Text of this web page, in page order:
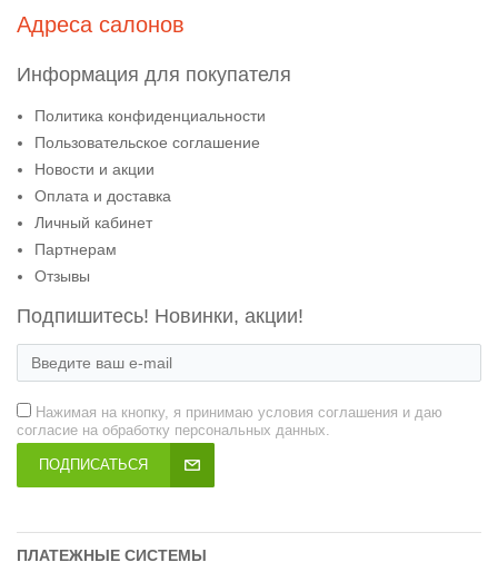
Адреса салонов
Информация для покупателя
Политика конфиденциальности
Пользовательское соглашение
Новости и акции
Оплата и доставка
Личный кабинет
Партнерам
Отзывы
Подпишитесь! Новинки, акции!
Нажимая на кнопку, я принимаю условия соглашения и даю
согласие на обработку персональных данных.
ПОДПИСАТЬСЯ
ПЛАТЕЖНЫЕ СИСТЕМЫ